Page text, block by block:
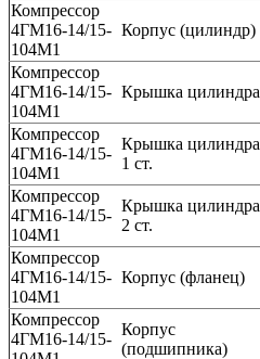
Компрессор
4ГМ16-14/15-
104М1
Корпус (цилиндр)
Компрессор
4ГМ16-14/15-
104М1
Крышка цилиндра
Компрессор
4ГМ16-14/15-
104М1
Крышка цилиндра
1 ст.
Компрессор
4ГМ16-14/15-
104М1
Крышка цилиндра
2 ст.
Компрессор
4ГМ16-14/15-
104М1
Корпус (фланец)
Компрессор
4ГМ16-14/15-
Корпус
(подшипника)